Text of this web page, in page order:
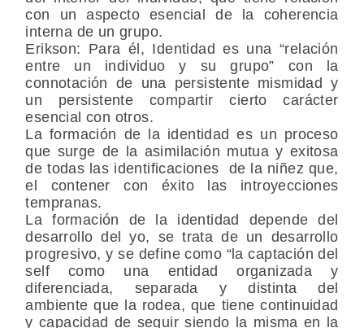
con un aspecto esencial de la coherencia
interna de un grupo.
Erikson: Para él, Identidad es una “relación
entre un individuo y su grupo” con la
connotación de una persistente mismidad y
un persistente compartir cierto carácter
esencial con otros.
La formación de la identidad es un proceso
que surge de la asimilación mutua y exitosa
de todas las identificaciones de la niñez que,
el contener con éxito las introyecciones
tempranas.
La formación de la identidad depende del
desarrollo del yo, se trata de un desarrollo
progresivo, y se define como “la captación del
self como una entidad organizada y
diferenciada, separada y distinta del
ambiente que la rodea, que tiene continuidad
y capacidad de seguir siendo la misma en la